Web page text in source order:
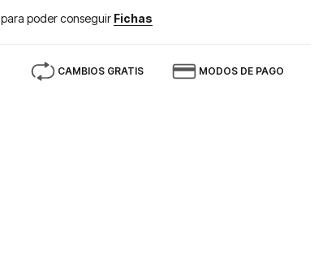
para poder conseguir Fichas
CAMBIOS GRATIS MODOS DE PAGO